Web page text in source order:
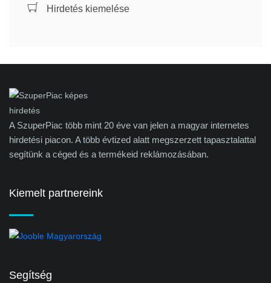
Hirdetés kiemelése
A SzuperPiac több mint 20 éve van jelen a magyar internetes
hirdetési piacon. A több évtized alatt megszerzett tapasztalattal
segítünk a céged és a termékeid reklámozásában.
Kiemelt partnereink
Segítség